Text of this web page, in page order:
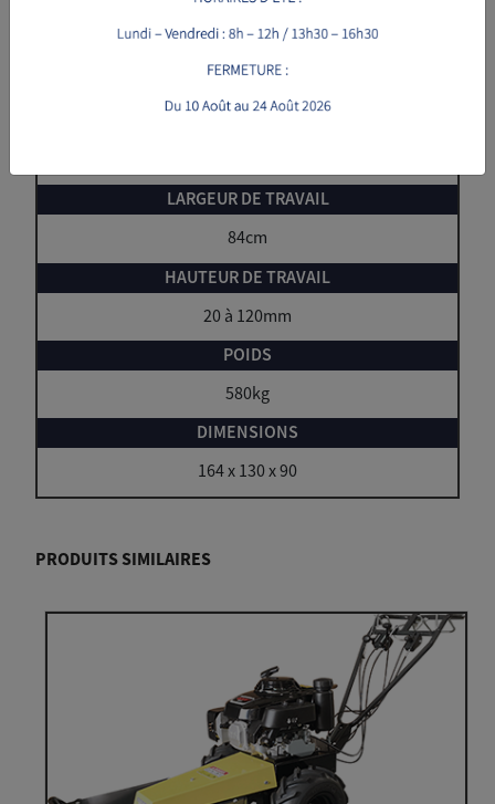
Honda IGX700
84cm
20 à 120mm
580kg
164 x 130 x 90
PRODUITS SIMILAIRES